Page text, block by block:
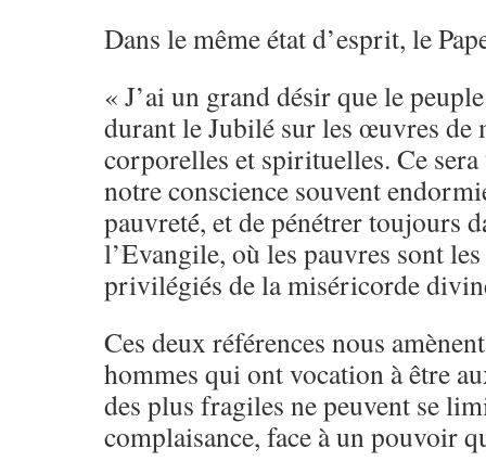
Dans le même état d’esprit, le
« J’ai un grand désir que le
durant le Jubilé sur les œuvres de
corporelles et spirituelles. Ce
notre conscience souvent
pauvreté́, et de pénétrer toujours
l’Evangile, où les pauvres sont
privilégiés de la miséricorde
Ces deux références nous
hommes qui ont vocation à être
des plus fragiles ne peuvent se
complaisance, face à un pouvoir